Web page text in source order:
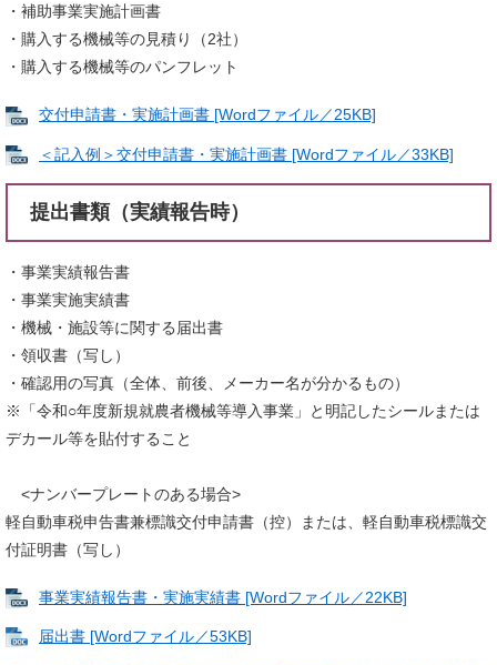
・補助事業実施計画書
・購入する機械等の見積り（2社）
・購入する機械等のパンフレット
交付申請書・実施計画書 [Wordファイル／25KB]
＜記入例＞交付申請書・実施計画書 [Wordファイル／33KB]
提出書類（実績報告時）
・事業実績報告書
・事業実施実績書
・機械・施設等に関する届出書
・領収書（写し）
・確認用の写真（全体、前後、メーカー名が分かるもの）
※「令和○年度新規就農者機械等導入事業」と明記したシールまたは
デカール等を貼付すること
<ナンバープレートのある場合>
軽自動車税申告書兼標識交付申請書（控）または、軽自動車税標識交
付証明書（写し）
事業実績報告書・実施実績書 [Wordファイル／22KB]
届出書 [Wordファイル／53KB]